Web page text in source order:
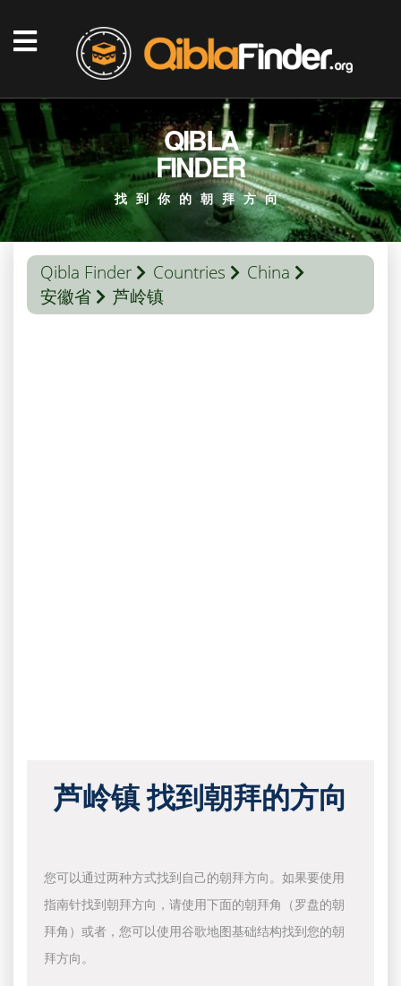
QIBLA
FINDER
找到你的朝拜方向
Qibla Finder Countries
China
安徽省
芦岭镇
芦岭镇 找到朝拜的方向
您可以通过两种方式找到自己的朝拜方向。如果要使用
指南针找到朝拜方向，请使用下面的朝拜角（罗盘的朝
拜角）或者，您可以使用谷歌地图基础结构找到您的朝
拜方向。